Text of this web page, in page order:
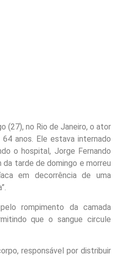
(27), no Rio de Janeiro, o ator
anos. Ele estava internado
o hospital, Jorge Fernando
da tarde de domingo e morreu
em decorrência de uma
rompimento da camada
que o sangue circule
responsável por distribuir